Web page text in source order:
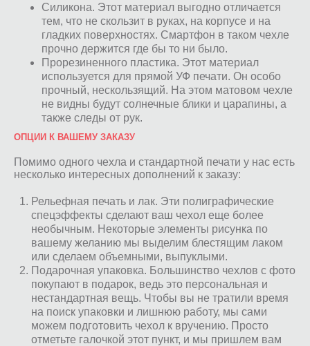
Силикона. Этот материал выгодно отличается
тем, что не скользит в руках, на корпусе и на
гладких поверхностях. Смартфон в таком чехле
прочно держится где бы то ни было.
Прорезиненного пластика. Этот материал
используется для прямой УФ печати. Он особо
прочный, нескользящий. На этом матовом чехле
не видны будут солнечные блики и царапины, а
также следы от рук.
ОПЦИИ К ВАШЕМУ ЗАКАЗУ
Помимо одного чехла и стандартной печати у нас есть
несколько интересных дополнений к заказу:
Рельефная печать и лак. Эти полиграфические
спецэффекты сделают ваш чехол еще более
необычным. Некоторые элементы рисунка по
вашему желанию мы выделим блестящим лаком
или сделаем объемными, выпуклыми.
Подарочная упаковка. Большинство чехлов с фото
покупают в подарок, ведь это персональная и
нестандартная вещь. Чтобы вы не тратили время
на поиск упаковки и лишнюю работу, мы сами
можем подготовить чехол к вручению. Просто
отметьте галочкой этот пункт, и мы пришлем вам